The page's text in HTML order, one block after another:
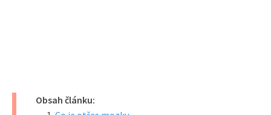
Obsah článku: